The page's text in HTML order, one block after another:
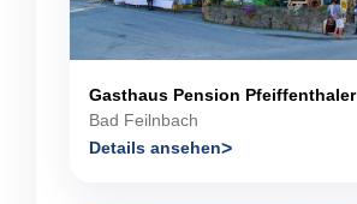
Gasthaus Pension Pfeiffenthaler
Bad Feilnbach
Details ansehen